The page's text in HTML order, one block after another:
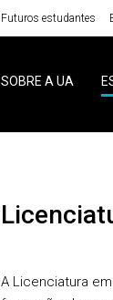
Futuros estudantes
SOBRE A UA
A Licenciatura